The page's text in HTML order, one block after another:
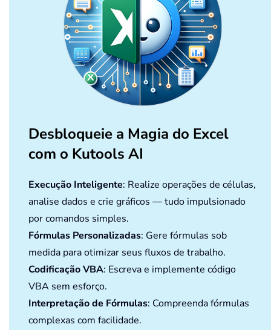
Desbloqueie a Magia do Excel
com o Kutools AI
Execução Inteligente: Realize operações de células,
analise dados e crie gráficos — tudo impulsionado
por comandos simples.
Fórmulas Personalizadas: Gere fórmulas sob
medida para otimizar seus fluxos de trabalho.
Codificação VBA: Escreva e implemente código
VBA sem esforço.
Interpretação de Fórmulas: Compreenda fórmulas
complexas com facilidade.